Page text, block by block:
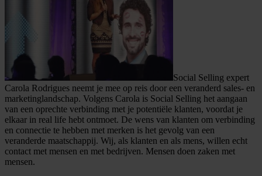
Social Selling expert
Carola Rodrigues neemt je mee op reis door een veranderd sales- en
marketinglandschap. Volgens Carola is Social Selling het aangaan
van een oprechte verbinding met je potentiële klanten, voordat je
elkaar in real life hebt ontmoet. De wens van klanten om verbinding
en connectie te hebben met merken is het gevolg van een
veranderde maatschappij. Wij, als klanten en als mens, willen echt
contact met mensen en met bedrijven. Mensen doen zaken met
mensen.